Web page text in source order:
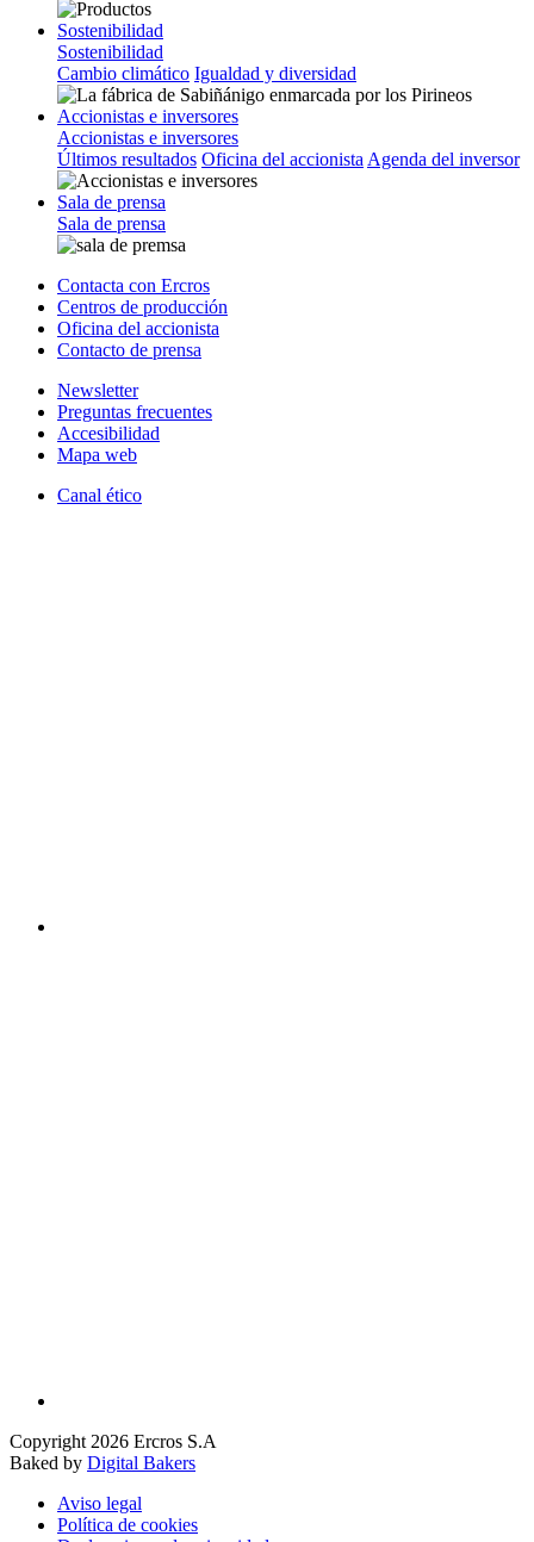
Sostenibilidad
Sostenibilidad
Cambio climático Igualdad y diversidad
Accionistas e inversores
Accionistas e inversores
Últimos resultados Oficina del accionista Agenda del inversor
Sala de prensa
Sala de prensa
Contacta con Ercros
Centros de producción
Oficina del accionista
Contacto de prensa
Newsletter
Preguntas frecuentes
Accesibilidad
Mapa web
Canal ético
Copyright 2026 Ercros S.A
Baked by Digital Bakers
Aviso legal
Política de cookies